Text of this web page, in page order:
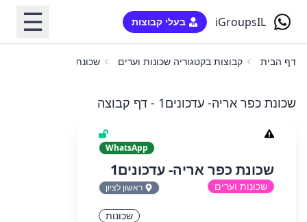
iGroupsIL בעלי קבוצות ☰
דף הבית קבוצות בקטגוריה שכונות וערים שכונת כפר אריה-
שכונת כפר אריה- עדכונים1 - דף קבוצה
WhatsApp
שכונת כפר אריה- עדכונים1
שכונות וערים ראשון לציון
שכונות